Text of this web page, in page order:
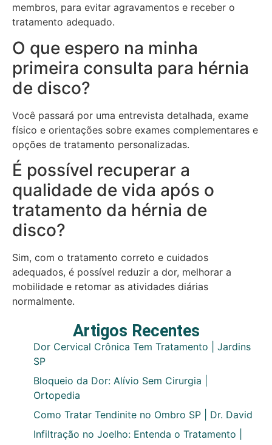
membros, para evitar agravamentos e receber o
tratamento adequado.
O que espero na minha
primeira consulta para hérnia
de disco?
Você passará por uma entrevista detalhada, exame
físico e orientações sobre exames complementares e
opções de tratamento personalizadas.
É possível recuperar a
qualidade de vida após o
tratamento da hérnia de
disco?
Sim, com o tratamento correto e cuidados
adequados, é possível reduzir a dor, melhorar a
mobilidade e retomar as atividades diárias
normalmente.
Artigos Recentes
Dor Cervical Crônica Tem Tratamento | Jardins
SP
Bloqueio da Dor: Alívio Sem Cirurgia |
Ortopedia
Como Tratar Tendinite no Ombro SP | Dr. David
Infiltração no Joelho: Entenda o Tratamento |